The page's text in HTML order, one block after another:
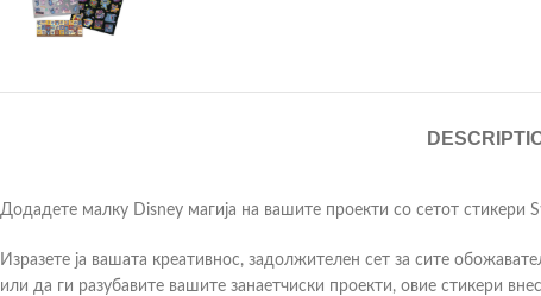
Додадете малку Disney магија на вашите проекти со сетот стикери
Изразете ја вашата креативнос, задолжителен сет за сите
или да ги разубавите вашите занаетчиски проекти, овие стикери